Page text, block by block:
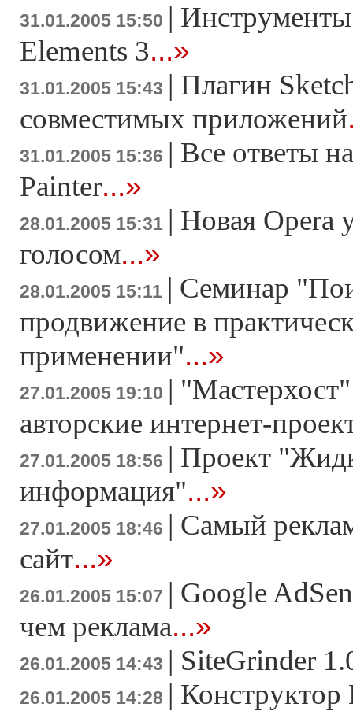
31.01.2005 15:50 |
Elements 3...»
31.01.2005 15:43 | Плагин
совместимых приложений
31.01.2005 15:36 | Все ответы
Painter...»
28.01.2005 15:31 | Новая Opera
голосом...»
28.01.2005 15:11 | Семинар
продвижение в
применении"...»
27.01.2005 19:10 |
авторские интернет-
27.01.2005 18:56 | Проект
информация"...»
27.01.2005 18:46 | Самый
сайт...»
26.01.2005 15:07 | Google
чем реклама...»
26.01.2005 14:43 | SiteGrinder
26.01.2005 14:28 |